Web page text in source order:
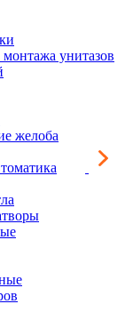
унитазов
желоба